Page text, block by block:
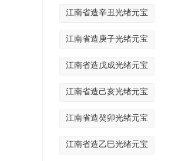
江南省造辛丑光绪元宝
江南省造庚子光绪元宝
江南省造戊成光绪元宝
江南省造己亥光绪元宝
江南省造癸卯光绪元宝
江南省造乙巳光绪元宝